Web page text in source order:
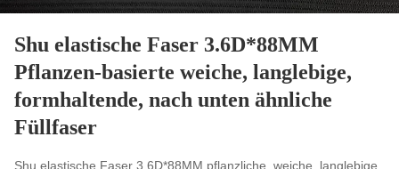
Shu elastische Faser 3.6D*88MM
Pflanzen-basierte weiche, langlebige,
formhaltende, nach unten ähnliche
Füllfaser
Shu elastische Faser 3.6D*88MM pflanzliche, weiche, langlebige,